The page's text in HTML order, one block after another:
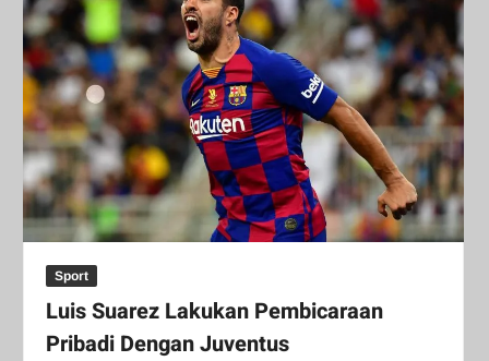
Sport
Luis Suarez Lakukan Pembicaraan
Pribadi Dengan Juventus